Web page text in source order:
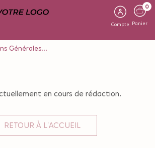
Compte
0
Panier
Générales...de construction
en cours de rédaction.
RETOUR À L'ACCUEIL